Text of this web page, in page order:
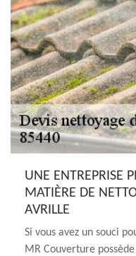
UNE ENTREPRISE
MATIÈRE DE
AVRILLE
Si vous avez un souci
MR Couverture